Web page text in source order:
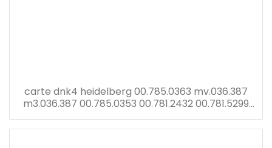
carte dnk4 heidelberg 00.785.0363 mv.036.387
m3.036.387 00.785.0353 00.781.2432 00.781.5299